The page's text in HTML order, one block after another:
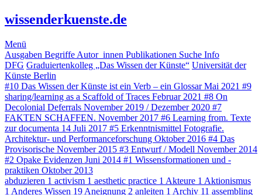
wissenderkuenste.de
Menü
Ausgaben Begriffe Autor_innen Publikationen Suche Info
DFG Graduiertenkolleg „Das Wissen der Künste“ Universität der
Künste Berlin
#10 Das Wissen der Künste ist ein Verb – ein GlossarMai 2021 #9
sharing/learning as a Scaffold of Traces Februar 2021 #8 On
Decolonial Deferrals November 2019 / Dezember 2020 #7
FAKTEN SCHAFFEN. November 2017 #6 Learning from. Texte
zur documenta 14 Juli 2017 #5 Erkenntnismittel Fotografie.
Architektur- und Performanceforschung Oktober 2016 #4 Das
Provisorische November 2015 #3 Entwurf / Modell November 2014
#2 Opake Evidenzen Juni 2014 #1 Wissensformationen und -
praktiken Oktober 2013
abduzieren 1 activism 1 aesthetic practice 1 Akteure 1 Aktionismus
1 Anderes Wissen 19 Aneignung 2 anleiten 1 Archiv 11 assembling